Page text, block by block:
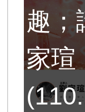
趣；
家瑄